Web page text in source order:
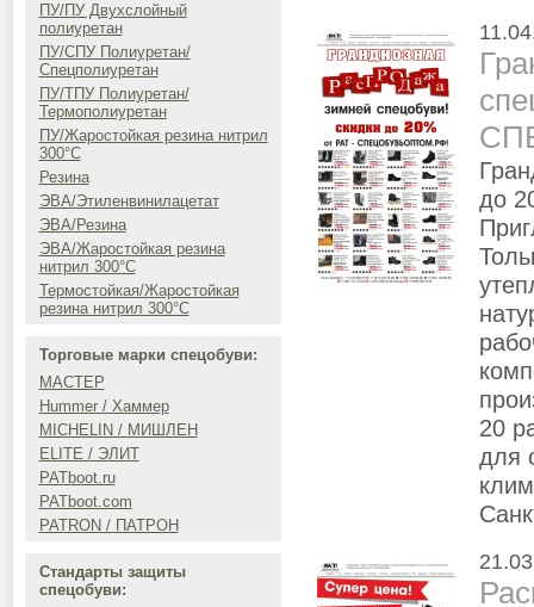
ПУ/ПУ Двухслойный
полиуретан
ПУ/СПУ Полиуретан/
Спецполиуретан
ПУ/ТПУ Полиуретан/
Термополиуретан
ПУ/Жаростойкая резина нитрил
300°C
Резина
ЭВА/Этиленвинилацетат
ЭВА/Резина
ЭВА/Жаростойкая резина
нитрил 300°C
Термостойкая/Жаростойкая
резина нитрил 300°C
Торговые марки спецобуви:
МАСТЕР
Hummer / Хаммер
MICHELIN / МИШЛЕН
ELITE / ЭЛИТ
PATboot.ru
PATboot.com
PATRON / ПАТРОН
Стандарты защиты
спецобуви:
до
20
для